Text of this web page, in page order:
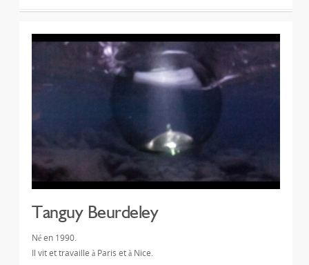
Tanguy Beurdeley
Né en 1990.
Il vit et travaille à Paris et à Nice.